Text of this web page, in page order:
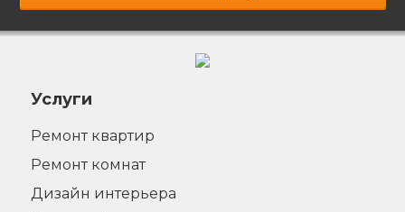
Услуги
Ремонт квартир
Ремонт комнат
Дизайн интерьера